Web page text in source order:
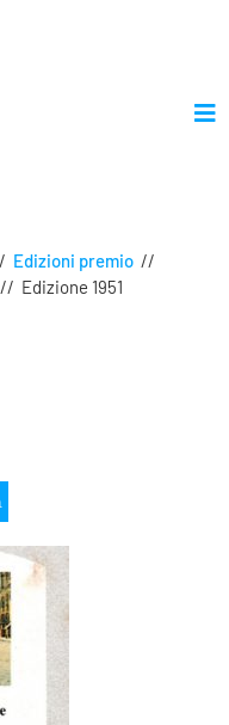
Edizioni premio //
// Edizione 1951